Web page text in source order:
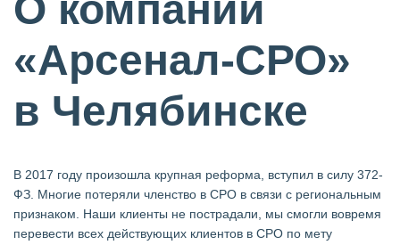
«Арсенал-СРО»
в Челябинске
В 2017 году произошла крупная реформа, вступил в силу 372-
ФЗ. Многие потеряли членство в СРО в связи с региональным
признаком. Наши клиенты не пострадали, мы смогли вовремя
перевести всех действующих клиентов в СРО по мету